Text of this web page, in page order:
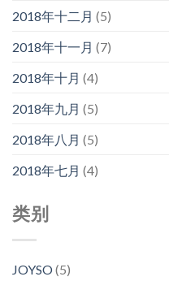
2018年十二月 (5)
2018年十一月 (7)
2018年十月 (4)
2018年九月 (5)
2018年八月 (5)
2018年七月 (4)
类别
JOYSO(5)